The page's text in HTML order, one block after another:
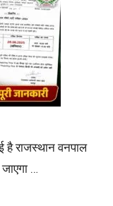
है राजस्थान वनपाल
…